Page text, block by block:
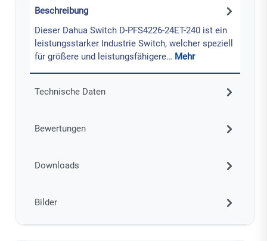
Beschreibung
Dieser Dahua Switch D-PFS4226-24ET-240 ist ein
leistungsstarker Industrie Switch, welcher speziell
für größere und leistungsfähigere… Mehr
Technische Daten
Bewertungen
Downloads
Bilder